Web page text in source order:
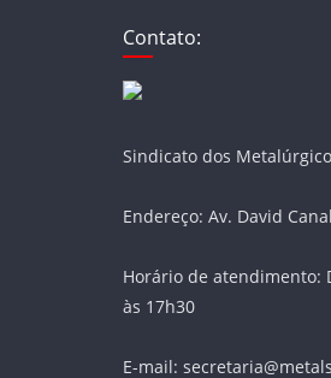
Contato:
Sindicato dos
Endereço: Av. David
Horário de atendimento:
às 17h30
E-mail: